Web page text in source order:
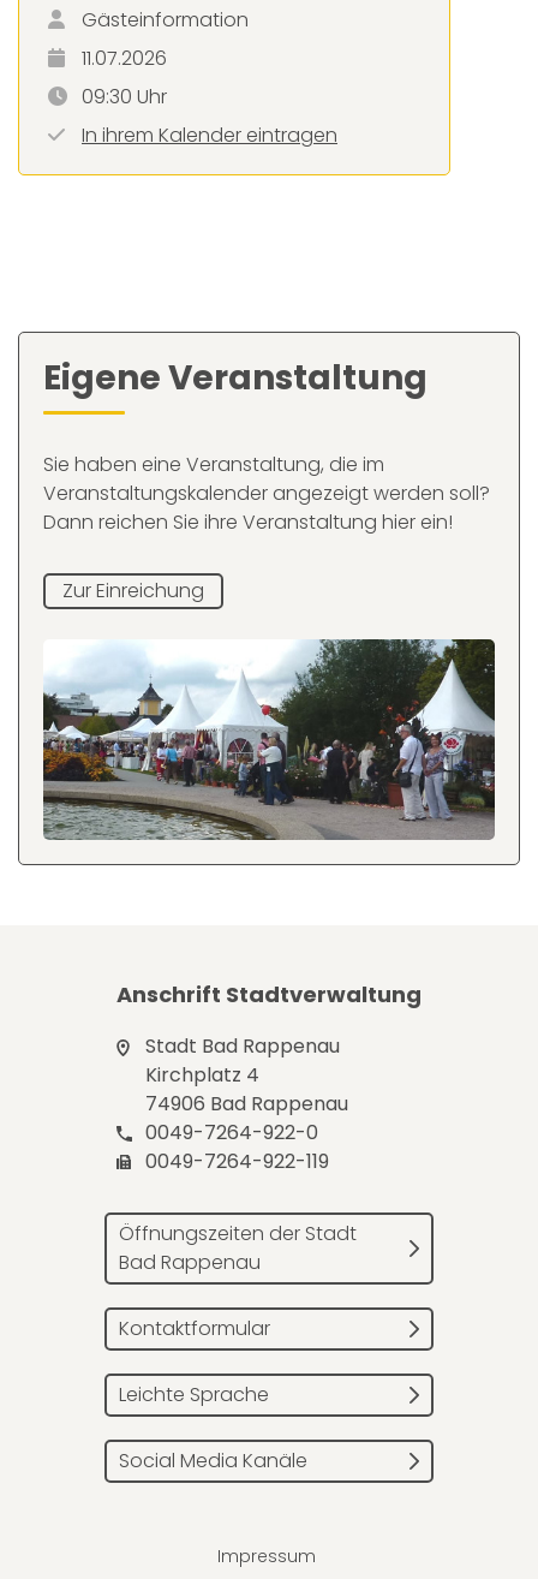
Gästeinformation
11.07.2026
09:30 Uhr
In ihrem Kalender eintragen
Eigene Veranstaltung
Sie haben eine Veranstaltung, die im
Veranstaltungskalender angezeigt werden soll?
Dann reichen Sie ihre Veranstaltung hier ein!
Zur Einreichung
Anschrift Stadtverwaltung
Stadt Bad Rappenau
Kirchplatz 4
74906 Bad Rappenau
0049-7264-922-0
0049-7264-922-119
Öffnungszeiten der Stadt
Bad Rappenau
Kontaktformular
Leichte Sprache
Social Media Kanäle
Impressum